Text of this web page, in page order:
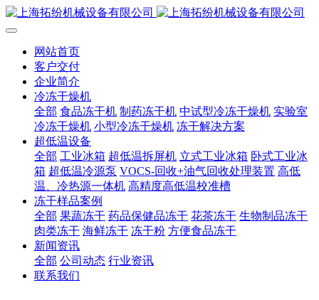
网站首页
客户交付
企业简介
冷冻干燥机
全部 食品冻干机 制药冻干机 中试型冷冻干燥机 实验室
冷冻干燥机 小型冷冻干燥机 冻干解决方案
超低温设备
全部 工业冰箱 超低温拆屏机 立式工业冰箱 卧式工业冰
箱 超低温冷源泵 VOCS-回收+油气回收处理装置 高低
温、冷热源一体机 高精度高低温校准槽
冻干样品案例
全部 果蔬冻干 药品保健品冻干 花茶冻干 生物制品冻干
肉类冻干 海鲜冻干 冻干粉 方便食品冻干
新闻资讯
全部 公司动态 行业资讯
联系我们